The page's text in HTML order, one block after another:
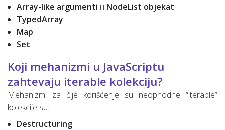
Array-like argumenti ili NodeList objekat
TypedArray
Map
Set
Koji mehanizmi u JavaScriptu
zahtevaju iterable kolekciju?
Mehanizmi za čije korišćenje su neophodne “iterable”
kolekcije su:
Destructuring